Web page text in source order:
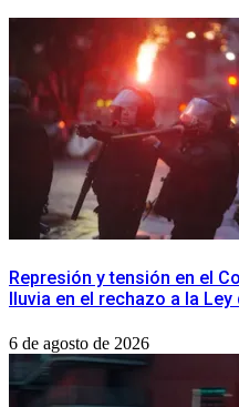
Represión y tensión en el
lluvia en el rechazo a la
6 de agosto de 2026